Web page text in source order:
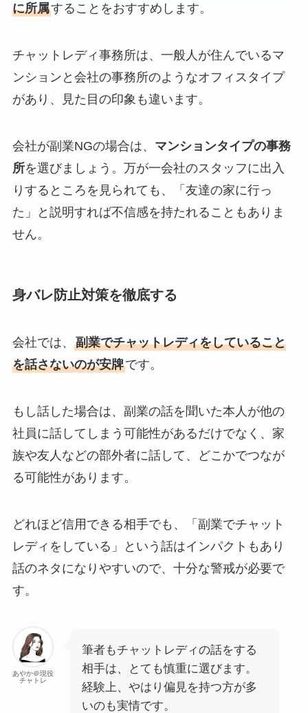
に所属することをおすすめします。
チャットレディ事務所は、一般人が住んでいるマ
ンションと会社の事務所のようなオフィスタイプ
があり、見た目の印象も違います。
会社が副業NGの場合は、 マンションタイプの事務
所を選びましょう。万が一会社のスタッフに出入
りするところを見られても、「友達の家に行っ
た」と説明すれば不信感を持たれることもありま
せん。
身バレ防止対策を徹底する
会社では、 副業でチャットレディをしていること
を話さないのが安牌です。
もし話した場合は、副業の話を聞いた本人が他の
社員に話してしまう可能性があるだけでなく、家
族や友人などの部外者に話して、どこかでつなが
る可能性があります。
どれほど信用できる相手でも、「副業でチャット
レディをしている」という話はインパクトもあり
話のネタになりやすいので、十分な警戒が必要で
す。
あやか＠現役
チャトレ
筆者もチャットレディの話をする
相手は、とても慎重に選びます。
経験上、やはり偏見を持つ方が多
いのも実情です。